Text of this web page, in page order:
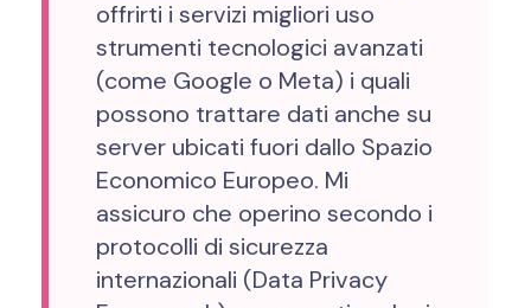
offrirti i servizi migliori uso
strumenti tecnologici avanzati
(come Google o Meta) i quali
possono trattare dati anche su
server ubicati fuori dallo Spazio
Economico Europeo. Mi
assicuro che operino secondo i
protocolli di sicurezza
internazionali (Data Privacy